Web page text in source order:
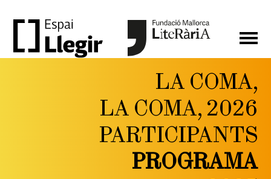
LA COMA,
LA COMA, 2026
PARTICIPANTS
PROGRAMA
FESTIVAL DE LITERATURA
I PENSAMENT CONTEMPORANI